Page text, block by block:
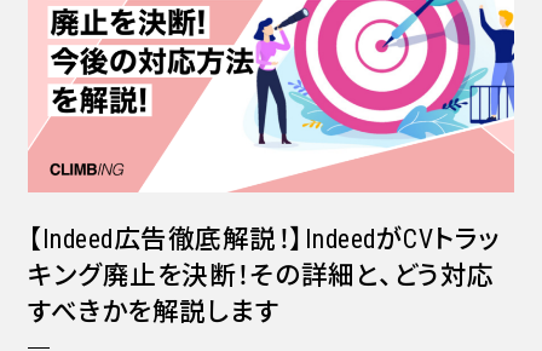
【Indeed広告徹底解説！】IndeedがCVトラッ
キング廃止を決断！その詳細と、どう対応
すべきかを解説します